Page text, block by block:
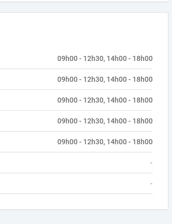
09h00 - 12h30, 14h00 - 18h00
09h00 - 12h30, 14h00 - 18h00
09h00 - 12h30, 14h00 - 18h00
09h00 - 12h30, 14h00 - 18h00
09h00 - 12h30, 14h00 - 18h00
-
-